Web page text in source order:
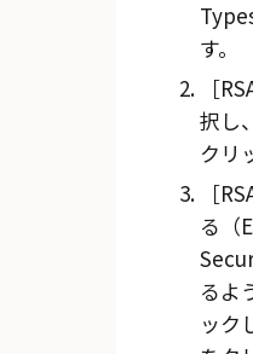
す。
択し
クリ
る（
るよ
ック